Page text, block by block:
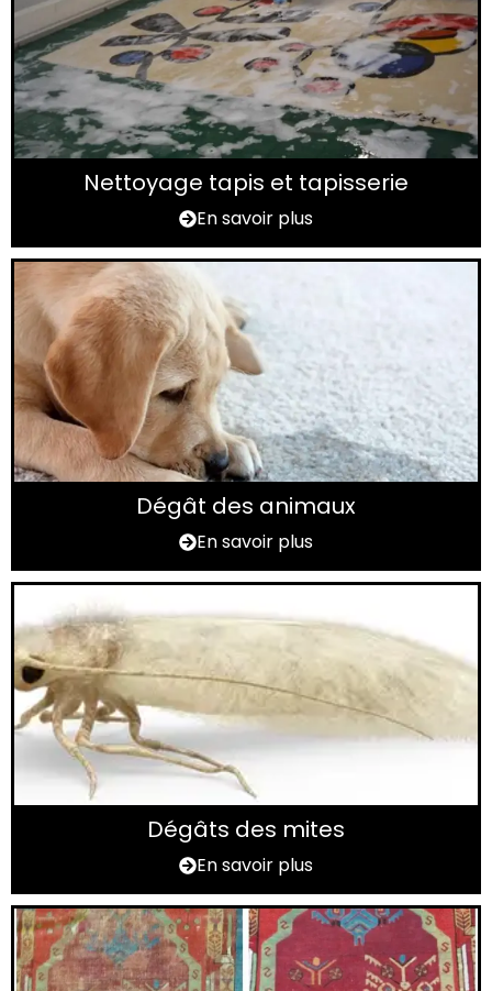
Nettoyage tapis et tapisserie
En savoir plus
Dégât des animaux
En savoir plus
Dégâts des mites
En savoir plus